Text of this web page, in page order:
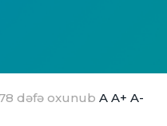
dəfə oxunub A A+ A-